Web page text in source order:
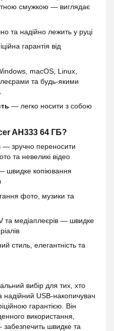
смужкою — виглядає
та надійно лежить у руці
гарантія від
macOS, Linux,
та будь-якими
— легко носити з собою
AH333 64 ГБ?
— зручно переносити
та невеликі відео
швидке копіювання
фото, музики та
та медіаплеєрів — швидке
стиль, елегантність та
вибір для тих, хто
надійний USB-накопичувач
гарантією. Він
використання,
швидке та